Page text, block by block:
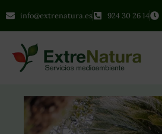
info@extrenatura.es 924 30 26 14